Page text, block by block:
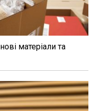
матеріали та